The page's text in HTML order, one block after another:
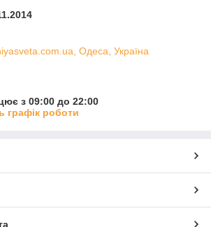
Одеса, Україна
з 09:00 до 22:00
графік роботи